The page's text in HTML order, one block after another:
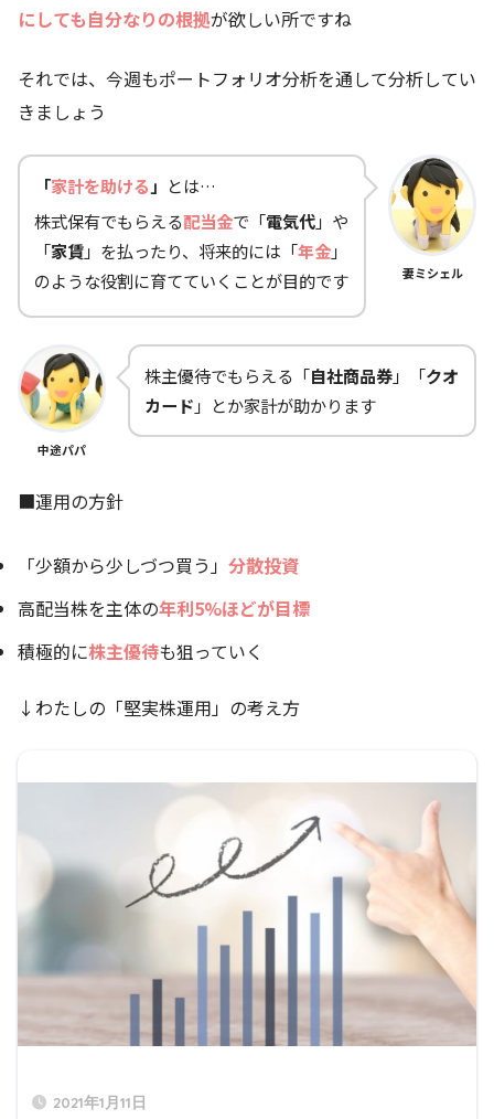
にしても自分なりの根拠が欲しい所ですね
それでは、今週もポートフォリオ分析を通して分析してい
きましょう
「家計を助ける 」 とは…
株式保有でもらえる配当金で「電気代」や
「家賃」を払ったり、将来的には「年金」
のような役割に育てていくことが目的です
妻ミシェル
中途パパ
株主優待でもらえる「自社商品券」「クオ
カード 」とか家計が助かります
■運用の方針
「少額から少しづつ買う」 分散投資
高配当株を主体の年利5%ほどが目標
積極的に株主優待も狙っていく
↓わたしの「堅実株運用」の考え方
2021年1月11日